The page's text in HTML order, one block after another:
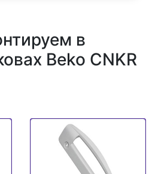
в
Beko CNKR